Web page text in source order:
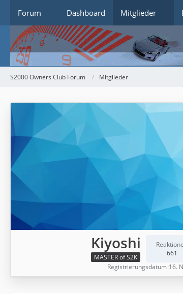
Forum Dashboard Mitglieder
S2000 Owners Club Forum Mitglieder
Kiyoshi
MASTER of S2K
661
Registrierungsdatum 16.